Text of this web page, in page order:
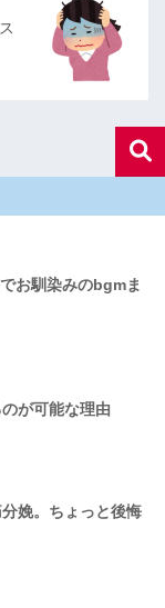
お馴染みのbgmま
が可能な理由
娩。ちょっと後悔